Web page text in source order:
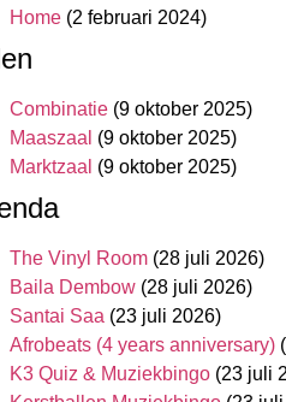
Home (2 februari 2024)
Combinatie (9 oktober 2025)
Maaszaal (9 oktober 2025)
Marktzaal (9 oktober 2025)
The Vinyl Room (28 juli 2026)
Baila Dembow (28 juli 2026)
Santai Saa (23 juli 2026)
Afrobeats (4 years anniversary)
K3 Quiz & Muziekbingo (23 juli